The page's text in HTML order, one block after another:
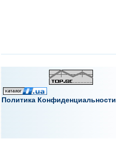
Политика Конфиденциальности